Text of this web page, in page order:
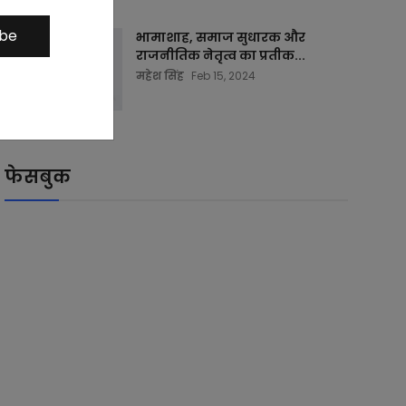
भामाशाह, समाज सुधारक और
राजनीतिक नेतृत्व का प्रतीक...
महेश सिंह Feb 15, 2024
फेसबुक